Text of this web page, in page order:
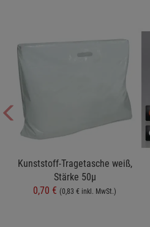
Kunststoff-Tragetasche weiß,
Stärke 50µ
0,70 € (0,83 € inkl. MwSt.)